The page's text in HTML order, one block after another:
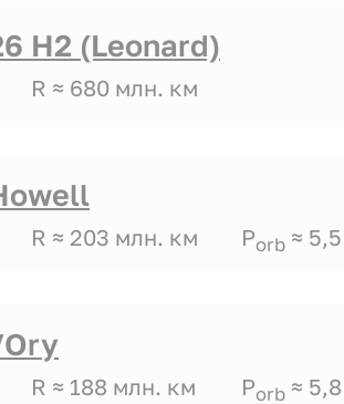
H2 (Leonard)
R ≈ 680 млн. км
R ≈ 203 млн. км Porb ≈ 5,5
R ≈ 188 млн. км Porb ≈ 5,8